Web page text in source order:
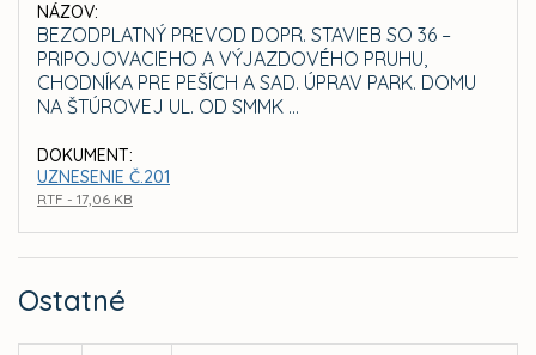
NÁZOV:
BEZODPLATNÝ PREVOD DOPR. STAVIEB SO 36 –
PRIPOJOVACIEHO A VÝJAZDOVÉHO PRUHU,
CHODNÍKA PRE PEŠÍCH A SAD. ÚPRAV PARK. DOMU
NA ŠTÚROVEJ UL. OD SMMK ...
DOKUMENT:
UZNESENIE Č.201
RTF - 17,06 KB
Ostatné